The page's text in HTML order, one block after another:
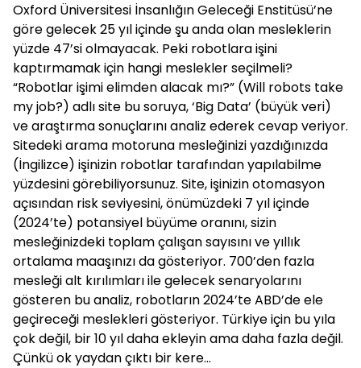
Oxford Üniversitesi İnsanlığın Geleceği Enstitüsü’ne
göre gelecek 25 yıl içinde şu anda olan mesleklerin
yüzde 47’si olmayacak. Peki robotlara işini
kaptırmamak için hangi meslekler seçilmeli?
“Robotlar işimi elimden alacak mı?” (Will robots take
my job?) adlı site bu soruya, ‘Big Data’ (büyük veri)
ve araştırma sonuçlarını analiz ederek cevap veriyor.
Sitedeki arama motoruna mesleğinizi yazdığınızda
(İngilizce) işinizin robotlar tarafından yapılabilme
yüzdesini görebiliyorsunuz. Site, işinizin otomasyon
açısından risk seviyesini, önümüzdeki 7 yıl içinde
(2024’te) potansiyel büyüme oranını, sizin
mesleğinizdeki toplam çalışan sayısını ve yıllık
ortalama maaşınızı da gösteriyor. 700’den fazla
mesleği alt kırılımları ile gelecek senaryolarını
gösteren bu analiz, robotların 2024’te ABD’de ele
geçireceği meslekleri gösteriyor. Türkiye için bu yıla
çok değil, bir 10 yıl daha ekleyin ama daha fazla değil.
Çünkü ok yaydan çıktı bir kere…